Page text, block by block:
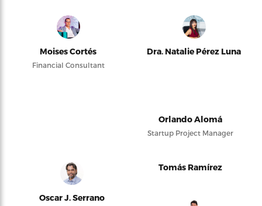
Moises Cortés
Financial Consultant
Dra. Natalie Pérez Luna
Orlando Alomá
Startup Project Manager
Oscar J. Serrano
Tomás Ramírez